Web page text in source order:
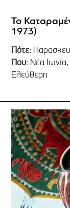
Το
1973)
Πότε:
Που: Νέα
Ελεύθερη